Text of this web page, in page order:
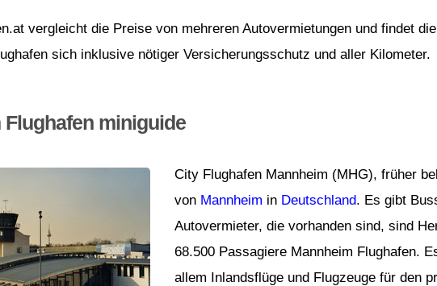
vergleicht die Preise von mehreren Autovermietungen und findet
sich inklusive nötiger Versicherungsschutz und aller Kilometer.
Flughafen miniguide
City Flughafen Mannheim (MHG), früher
von Mannheim in Deutschland. Es gibt
Autovermieter, die vorhanden sind, sind
68.500 Passagiere Mannheim Flughafen.
allem Inlandsflüge und Flugzeuge für den